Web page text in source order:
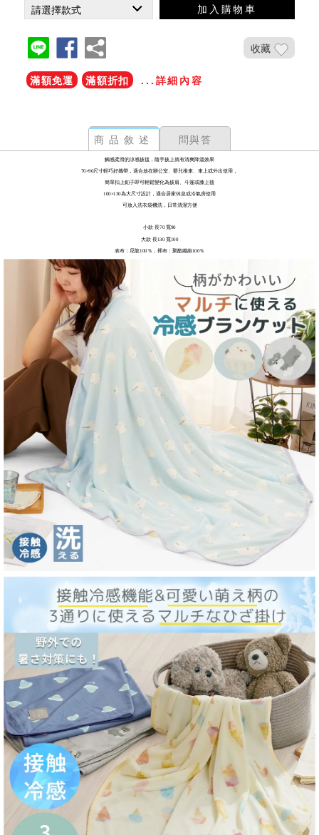
加入購物車
收藏
滿額免運 滿額折扣 ...詳細內容
商品敘述 問與答